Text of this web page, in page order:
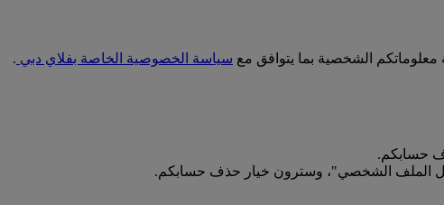
الشخصية بما يتوافق مع سياسة الخصوصية الخاصة بفلاي دبي .
حسابكم.
الملف الشخصي"، وسترون خيار حذف حسابكم.